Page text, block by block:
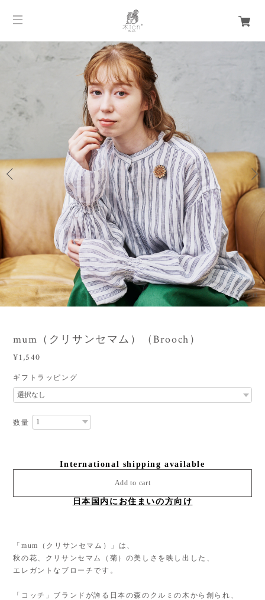
3/11
mum（クリサンセマム）（Brooch）
¥1,540
ギフトラッピング
数量
International shipping available
Add to cart
日本国内にお住まいの方向け
「mum（クリサンセマム）」は、
秋の花、クリサンセマム（菊）の美しさを映し出した、
エレガントなブローチです。
「コッチ」ブランドが誇る日本の森のクルミの木から創られ、